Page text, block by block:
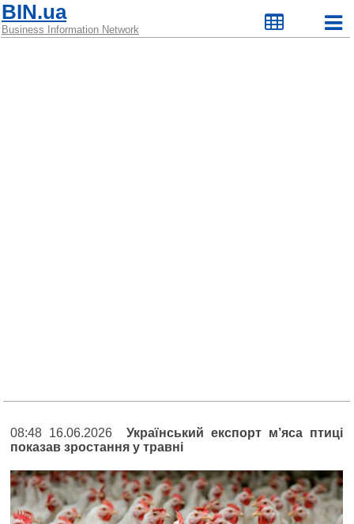
BIN.ua
Business Information Network
08:48 16.06.2026 Український експорт м’яса птиці
показав зростання у травні